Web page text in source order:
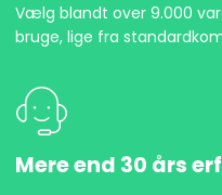
Vælg blandt over 9.000
bruge, lige fra
Mere end 30 års